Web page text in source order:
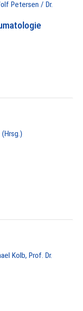
Petersen / Dr.
(Hrsg.)
Kolb, Prof. Dr.